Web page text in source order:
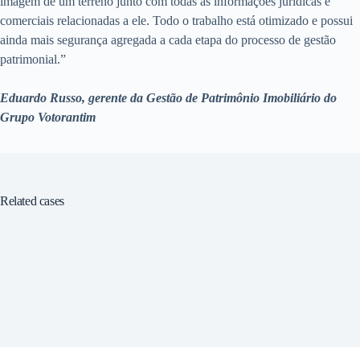
comerciais relacionadas a ele. Todo o trabalho está otimizado e possui
ainda mais segurança agregada a cada etapa do processo de gestão
patrimonial.”
Eduardo Russo, gerente da Gestão de Patrimônio Imobiliário do
Grupo Votorantim
Related cases